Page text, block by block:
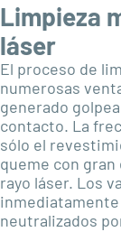
Limpieza
láser
El proceso de
numerosas
generado
contacto. La
sólo el
queme con
rayo láser. Los
neutralizados